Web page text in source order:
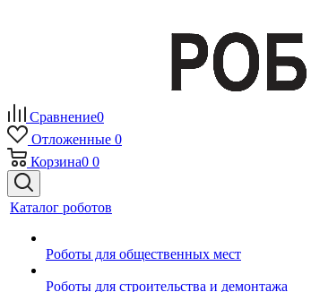
Сравнение0
Отложенные 0
Корзина0 0
Каталог роботов
Роботы для общественных мест
Роботы для строительства и демонтажа